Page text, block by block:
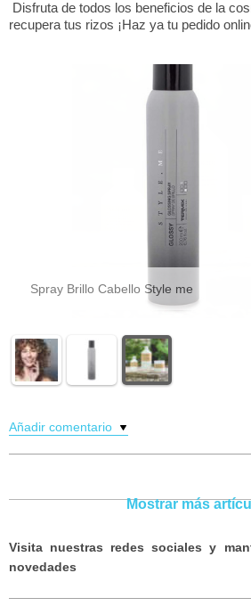
Disfruta de todos los beneficios de la
recupera tus rizos ¡Haz ya tu pedido
Green Soho Boomerang
Añadir comentario
Mostrar más
Visita nuestras redes sociales y
novedades